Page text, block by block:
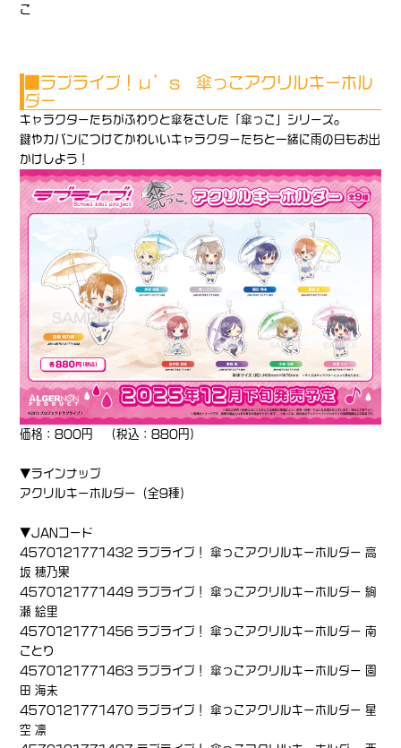
こ
■ラブライブ！μ’s 傘っこアクリルキーホル
ダー
キャラクターたちがふわりと傘をさした「傘っこ」シリーズ。
鍵やカバンにつけてかわいいキャラクターたちと一緒に雨の日もお出
かけしよう！
価格：800円 （税込：880円）
▼ラインナップ
アクリルキーホルダー（全9種）
▼JANコード
4570121771432 ラブライブ！ 傘っこアクリルキーホルダー 高
坂 穂乃果
4570121771449 ラブライブ！ 傘っこアクリルキーホルダー 絢
瀬 絵里
4570121771456 ラブライブ！ 傘っこアクリルキーホルダー 南
ことり
4570121771463 ラブライブ！ 傘っこアクリルキーホルダー 園
田 海未
4570121771470 ラブライブ！ 傘っこアクリルキーホルダー 星
空 凛